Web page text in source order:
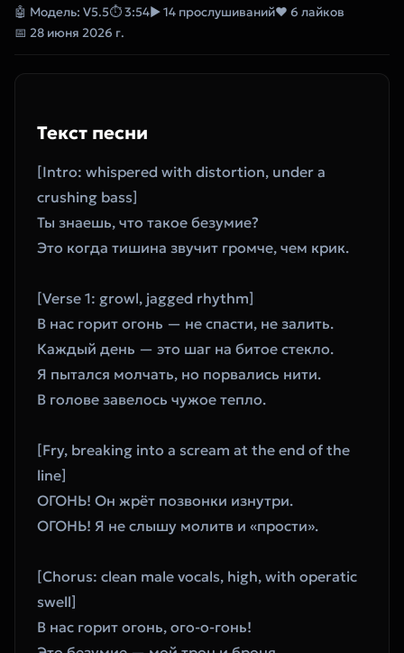
🤖 Модель: V5.5⏱ 3:54▶ 14 прослушиваний❤ 6 лайков
📅 28 июня 2026 г.
Текст песни
[Intro: whispered with distortion, under a
crushing bass]
Ты знаешь, что такое безумие?
Это когда тишина звучит громче, чем крик.
[Verse 1: growl, jagged rhythm]
В нас горит огонь — не спасти, не залить.
Каждый день — это шаг на битое стекло.
Я пытался молчать, но порвались нити.
В голове завелось чужое тепло.
[Fry, breaking into a scream at the end of the
line]
ОГОНЬ! Он жрёт позвонки изнутри.
ОГОНЬ! Я не слышу молитв и «прости».
[Chorus: clean male vocals, high, with operatic
swell]
В нас горит огонь, ого-о-гонь!